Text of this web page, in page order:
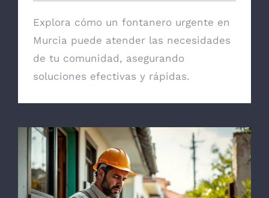
Explora cómo un fontanero urgente en
Murcia puede atender las necesidades
de tu comunidad, asegurando
soluciones efectivas y rápidas.